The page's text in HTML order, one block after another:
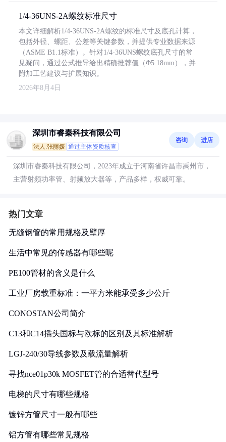
1/4-36UNS-2A螺纹标准尺寸
本文详细解析1/4-36UNS-2A螺纹的标准尺寸及底孔计算，
包括外径、螺距、公差等关键参数，并提供专业数据来源
（ASME B1.1标准）。针对1/4-36UNS螺纹底孔尺寸的常
见疑问，通过公式推导给出精确推荐值（Φ5.18mm），并
附加工艺建议与扩展知识。
2026年8月4日
深圳市睿秦科技有限公司
法人:张丽媛 通过主体资质核查
咨询 进店
深圳市睿秦科技有限公司，2023年成立于河南省许昌市禹州市，
主营射频功率管、射频放大器等，产品多样，权威可靠。
热门文章
无缝钢管的常用规格及壁厚
生活中常见的传感器有哪些呢
PE100管材的含义是什么
工业厂房载重标准：一平方米能承受多少公斤
CONOSTAN公司简介
C13和C14插头国标与欧标的区别及其标准解析
LGJ-240/30导线参数及载流量解析
寻找nce01p30k MOSFET管的合适替代型号
电梯的尺寸有哪些规格
镀锌方管尺寸一般有哪些
铝方管有哪些常见规格